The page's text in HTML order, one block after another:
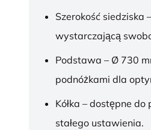
Szerokość siedziska
wystarczającą
Podstawa – Ø 730
podnóżkami dla
Kółka – dostępne
stałego ustawienia.